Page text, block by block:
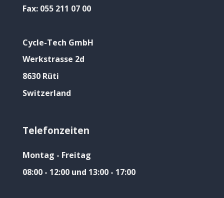
Fax: 055 211 07 00
Cycle-Tech GmbH
Werkstrasse 2d
8630 Rüti
Switzerland
Telefonzeiten
Montag - Freitag
08:00 - 12:00 und 13:00 - 17:00